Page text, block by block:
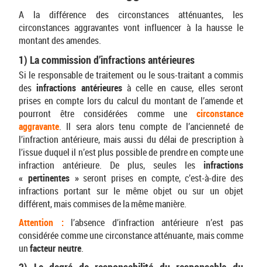
A la différence des circonstances atténuantes, les
circonstances aggravantes vont influencer à la hausse le
montant des amendes.
1) La commission d’infractions antérieures
Si le responsable de traitement ou le sous-traitant a commis
des infractions antérieures à celle en cause, elles seront
prises en compte lors du calcul du montant de l’amende et
pourront être considérées comme une circonstance
aggravante. Il sera alors tenu compte de l’ancienneté de
l’infraction antérieure, mais aussi du délai de prescription à
l’issue duquel il n’est plus possible de prendre en compte une
infraction antérieure. De plus, seules les infractions
« pertinentes »seront prises en compte, c’est-à-dire des
infractions portant sur le même objet ou sur un objet
différent, mais commises de la même manière.
Attention :l’absence d’infraction antérieure n’est pas
considérée comme une circonstance atténuante, mais comme
unfacteur neutre.